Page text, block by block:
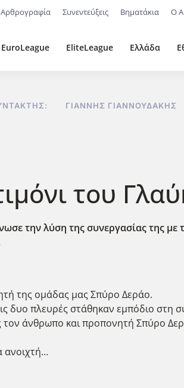
Αρθρογραφία Συνεντεύξεις Βηματάκια Ο
EuroLeague EliteLeague Ελλάδα
ΓΙΆΝΝΗΣ ΓΙΑΝΝΟΥΔΆΚΗΣ
του
την λύση της συνεργασίας της
της ομάδας μας Σπύρο Δεράο.
δυο πλευρές στάθηκαν εμπόδιο στη
άνθρωπο και προπονητή Σπύρο
ανοιχτή…